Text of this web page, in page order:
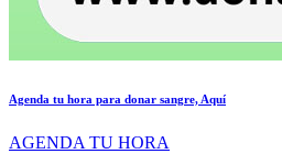
Agenda tu hora para donar sangre, Aquí
AGENDA TU HORA